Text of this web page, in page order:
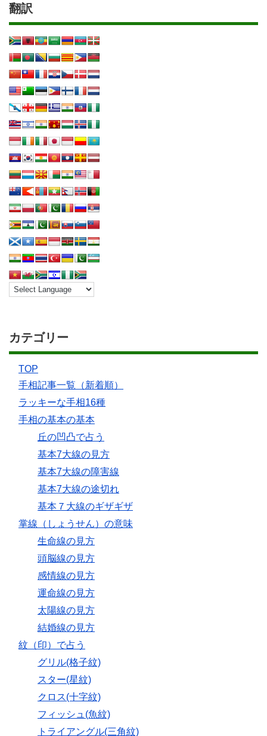
翻訳
カテゴリー
TOP
手相記事一覧（新着順）
ラッキーな手相16種
手相の基本の基本
丘の凹凸で占う
基本7大線の見方
基本7大線の障害線
基本7大線の途切れ
基本７大線のギザギザ
掌線（しょうせん）の意味
生命線の見方
頭脳線の見方
感情線の見方
運命線の見方
太陽線の見方
結婚線の見方
紋（印）で占う
グリル(格子紋)
スター(星紋)
クロス(十字紋)
フィッシュ(魚紋)
トライアングル(三角紋)